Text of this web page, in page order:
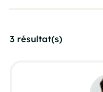
3 résultat(s)